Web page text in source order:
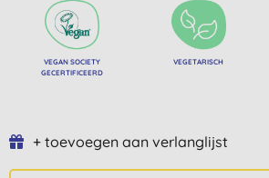
VEGAN SOCIETY
GECERTIFICEERD
VEGETARISCH
+ toevoegen aan verlanglijst